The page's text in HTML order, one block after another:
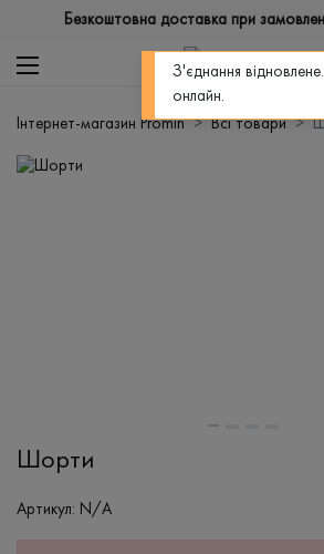
Безкоштовна доставка при
Інтернет-магазин Promin Всі товари
Шорти
Артикул: N/A
З'єднання
онлайн.